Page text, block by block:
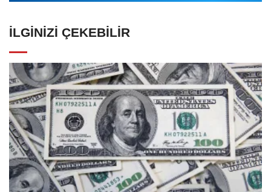
İLGINIZI ÇEKEBILIR